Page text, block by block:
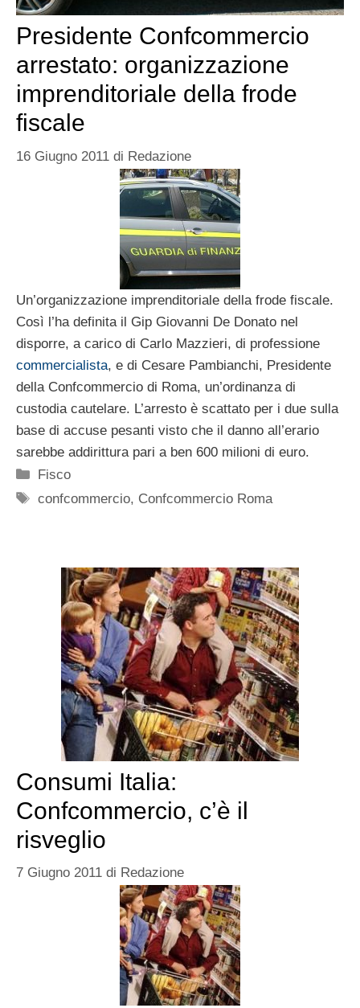
Presidente Confcommercio
arrestato: organizzazione
imprenditoriale della frode
fiscale
16 Giugno 2011 di Redazione
Un’organizzazione imprenditoriale della frode fiscale.
Così l’ha definita il Gip Giovanni De Donato nel
disporre, a carico di Carlo Mazzieri, di professione
commercialista, e di Cesare Pambianchi, Presidente
della Confcommercio di Roma, un’ordinanza di
custodia cautelare. L’arresto è scattato per i due sulla
base di accuse pesanti visto che il danno all’erario
sarebbe addirittura pari a ben 600 milioni di euro.
Categorie
Fisco
Tag
confcommercio, Confcommercio Roma
Consumi Italia:
Confcommercio, c’è il
risveglio
7 Giugno 2011 di Redazione